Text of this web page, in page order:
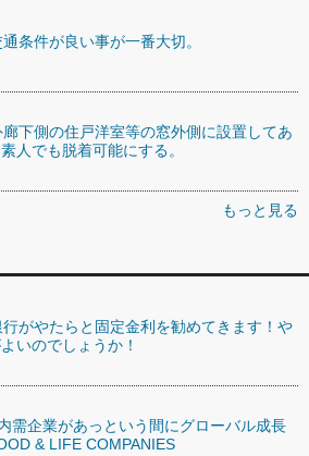
条件が良い事が一番大切。
下側の住戸洋室等の窓外側に設置してあ
人でも脱着可能にする。
もっと見る
がやたらと固定金利を勧めてきます！や
いのでしょうか！
需企業があっという間にグローバル成長
& LIFE COMPANIES